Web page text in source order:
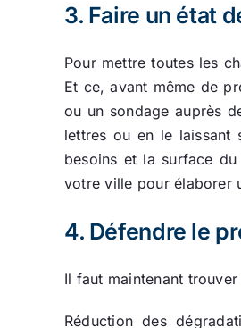
3. Faire un état
Pour mettre toutes les
Et ce, avant même de
ou un sondage auprès
lettres ou en le laissant
besoins et la surface
votre ville pour élaborer
4. Défendre le
Il faut maintenant
Réduction des